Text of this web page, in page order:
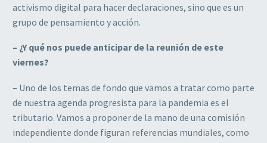
activismo digital para hacer declaraciones, sino que es un
grupo de pensamiento y acción.
– ¿Y qué nos puede anticipar de la reunión de este
viernes?
– Uno de los temas de fondo que vamos a tratar como parte
de nuestra agenda progresista para la pandemia es el
tributario. Vamos a proponer de la mano de una comisión
independiente donde figuran referencias mundiales, como